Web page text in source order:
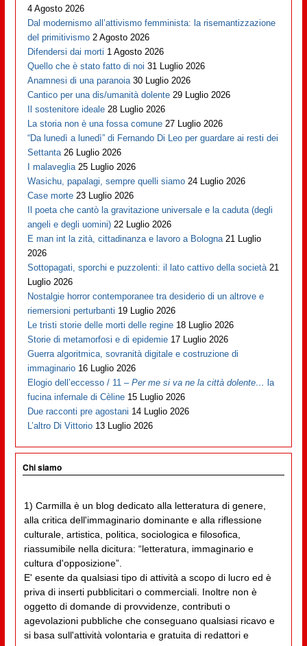
4 Agosto 2026
Dal modernismo all’attivismo femminista: la risemantizzazione
del primitivismo 2 Agosto 2026
Difendersi dai morti 1 Agosto 2026
Quello che è stato fatto di noi 31 Luglio 2026
Anamnesi di una paranoia 30 Luglio 2026
Cantico per una dis/umanità dolente 29 Luglio 2026
Il sostenitore ideale 28 Luglio 2026
La storia non è una fossa comune 27 Luglio 2026
“Da lunedì a lunedì” di Fernando Di Leo per guardare ai resti dei
Settanta 26 Luglio 2026
I malaveglia 25 Luglio 2026
Wasichu, papalagi, sempre quelli siamo 24 Luglio 2026
Case morte 23 Luglio 2026
Il poeta che cantò la gravitazione universale e la caduta (degli
angeli e degli uomini) 22 Luglio 2026
E man int la zità, cittadinanza e lavoro a Bologna 21 Luglio
2026
Sottopagati, sporchi e puzzolenti: il lato cattivo della società 21
Luglio 2026
Nostalgie horror contemporanee tra desiderio di un altrove e
riemersioni perturbanti 19 Luglio 2026
Le tristi storie delle morti delle regine 18 Luglio 2026
Storie di metamorfosi e di epidemie 17 Luglio 2026
Guerra algoritmica, sovranità digitale e costruzione di
immaginario 16 Luglio 2026
Elogio dell’eccesso / 11 –Per me si va ne la città dolente… la
fucina infernale di Cèline 15 Luglio 2026
Due racconti pre agostani 14 Luglio 2026
L’altro Di Vittorio 13 Luglio 2026
Chi siamo
1) Carmilla è un blog dedicato alla letteratura di genere,
alla critica dell'immaginario dominante e alla riflessione
culturale, artistica, politica, sociologica e filosofica,
riassumibile nella dicitura: “letteratura, immaginario e
cultura d'opposizione”.
E' esente da qualsiasi tipo di attività a scopo di lucro ed è
priva di inserti pubblicitari o commerciali. Inoltre non è
oggetto di domande di provvidenze, contributi o
agevolazioni pubbliche che conseguano qualsiasi ricavo e
si basa sull'attività volontaria e gratuita di redattori e